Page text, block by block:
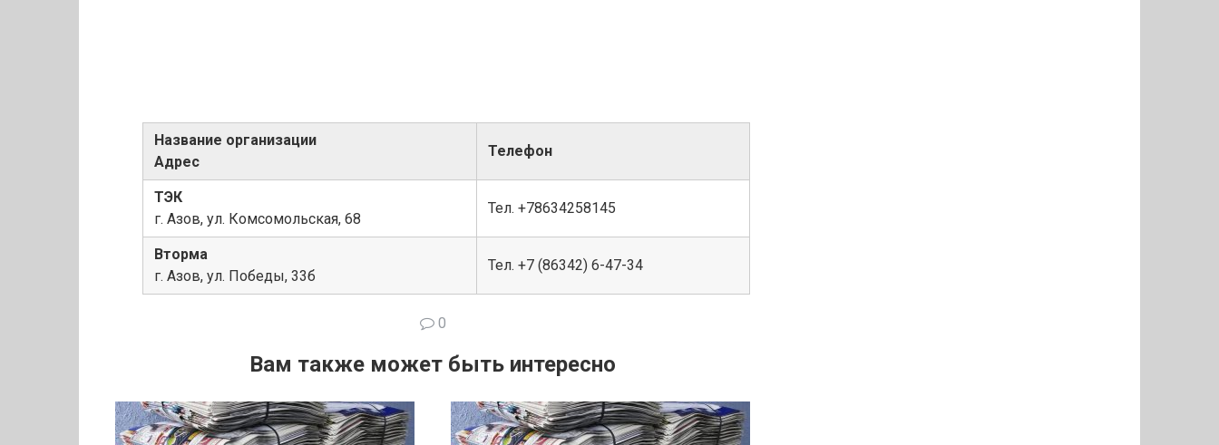
Название организации
Адрес
Телефон
ТЭК
г. Азов, ул. Комсомольская, 68
Тел. +78634258145
Вторма
г. Азов, ул. Победы, 33б
Тел. +7 (86342) 6-47-34
0
Вам также может быть интересно